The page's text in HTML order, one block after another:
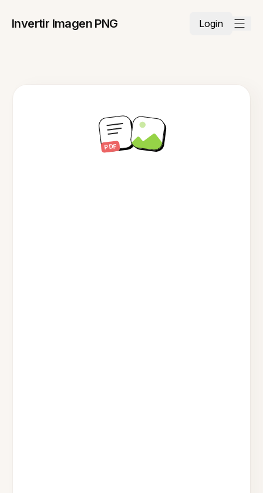
Invertir Imagen PNG Login